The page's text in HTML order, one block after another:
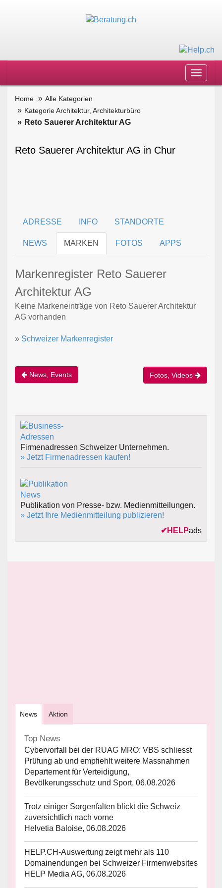
Toggle
Home
Alle Kategorien
Kategorie Architektur, Architekturbüro
Reto Sauerer Architektur AG
Reto Sauerer Architektur AG in Chur
ADRESSE INFO STANDORTE
NEWS MARKEN FOTOS APPS
Markenregister Reto Sauerer
Architektur AG
Keine Markeneinträge von Reto Sauerer Architektur
AG vorhanden
» Schweizer Markenregister
News, Events Fotos, Videos
Firmenadressen Schweizer Unternehmen.
» Jetzt Firmenadressen kaufen!
Publikation von Presse- bzw. Medienmitteilungen.
» Jetzt Ihre Medienmitteilung publizieren!
✔ HELPads
News Aktion
Top News
Cybervorfall bei der RUAG MRO: VBS schliesst
Prüfung ab und empfiehlt weitere Massnahmen
Departement für Verteidigung,
Bevölkerungsschutz und Sport, 06.08.2026
Trotz einiger Sorgenfalten blickt die Schweiz
zuversichtlich nach vorne
Helvetia Baloise, 06.08.2026
HELP.CH-Auswertung zeigt mehr als 110
Domainendungen bei Schweizer Firmenwebsites
HELP Media AG, 06.08.2026